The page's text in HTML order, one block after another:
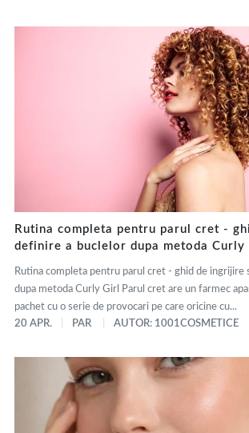
Rutina completa pentru parul cret -
definire a buclelor dupa metoda Curly
Rutina completa pentru parul cret - ghid de ingrijire
dupa metoda Curly Girl Parul cret are un farmec
pachet cu o serie de provocari pe care oricine cu...
20 APR.
PAR AUTOR: 1001COSMETICE